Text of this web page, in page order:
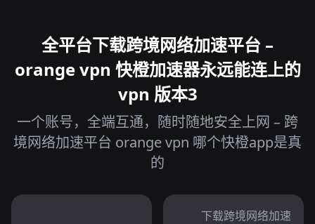
全平台下载跨境网络加速平台 –
orange vpn 快橙加速器永远能连上的
vpn 版本3
一个账号，全端互通，随时随地安全上网 – 跨
境网络加速平台 orange vpn 哪个快橙app是真
的
下载跨境网络加速